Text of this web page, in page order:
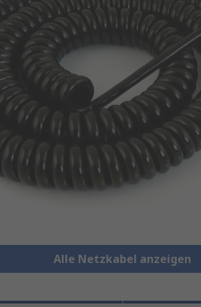
Alle Netzkabel anzeigen